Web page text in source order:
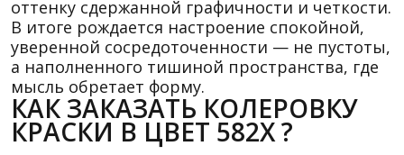
оттенку сдержанной графичности и четкости.
В итоге рождается настроение спокойной,
уверенной сосредоточенности — не пустоты,
а наполненного тишиной пространства, где
мысль обретает форму.
КАК ЗАКАЗАТЬ КОЛЕРОВКУ
КРАСКИ В ЦВЕТ 582X ?